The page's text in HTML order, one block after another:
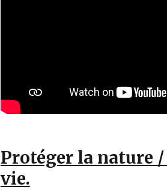
Protéger la nature
vie.